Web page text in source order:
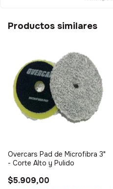
Productos similares
Overcars Pad de Microfibra 3"
- Corte Alto y Pulido
$5.909,00